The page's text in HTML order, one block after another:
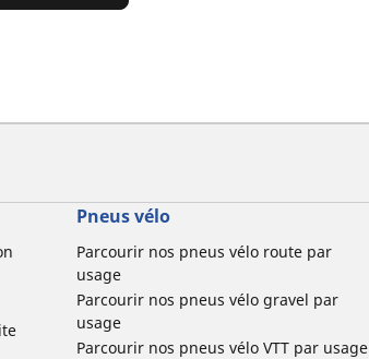
Pneus vélo
Parcourir nos pneus vélo route par
usage
Parcourir nos pneus vélo gravel par
usage
Parcourir nos pneus vélo VTT par usage